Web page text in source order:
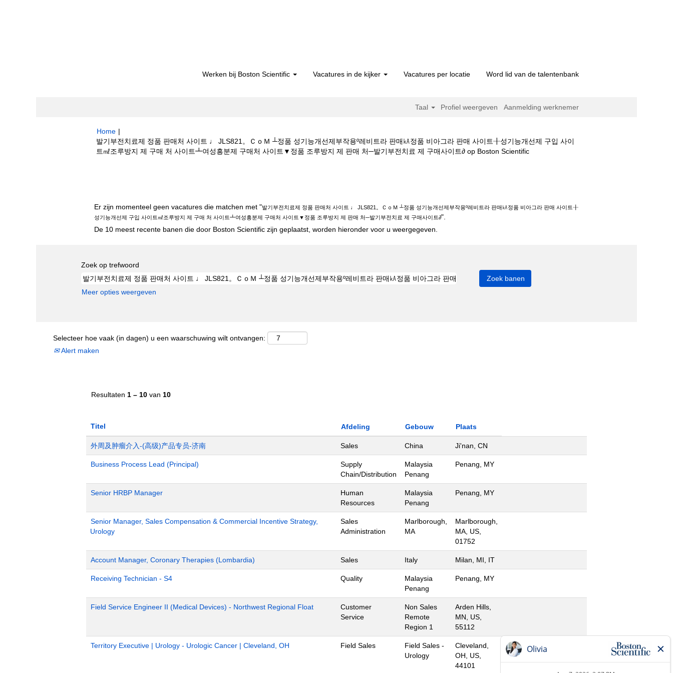
Werken bij Boston Scientific Vacatures in de kijker Vacatures per locatie Word lid van de talentenbank
Taal Profiel weergeven Aanmelding werknemer
Home |
발기부전치료제 정품 판매처 사이트 ♩ JLS821。ＣｏＭ ┴정품 성기능개선제부작용º레비트라 판매㎄정품 비아그라 판매 사이트╂성기능개선제 구입 사이
트㎖조루방지 제 구매 처 사이트┻여성흥분제 구매처 사이트▼정품 조루방지 제 판매 처─발기부전치료 제 구매사이트∂ op Boston Scientific(huidige
Er zijn momenteel geen vacatures die matchen met "발기부전치료제 정품 판매처 사이트 ♩ JLS821。ＣｏＭ ┴정품 성기능개선제부작용º레비트라 판매㎄정품 비아그라 판매 사이트╂
성기능개선제 구입 사이트㎖조루방지 제 구매 처 사이트┻여성흥분제 구매처 사이트▼정품 조루방지 제 판매 처─발기부전치료 제 구매사이트∂".
De 10 meest recente banen die door Boston Scientific zijn geplaatst, worden hieronder voor u weergegeven.
Zoek op trefwoord
Meer opties weergeven
Selecteer hoe vaak (in dagen) u een waarschuwing wilt ontvangen:
Alert maken
Resultaten 1 – 10 van 10
Titel Afdeling Gebouw Plaats
外周及肿瘤介入-(高级)产品专员-济南 Sales China Ji'nan, CN
Business Process Lead (Principal)
Supply
Chain/Distribution
Malaysia
Penang
Penang, MY
Senior HRBP Manager
Human
Resources
Malaysia
Penang
Penang, MY
Senior Manager, Sales Compensation & Commercial Incentive Strategy,
Urology
Sales
Administration
Marlborough,
MA
Marlborough,
MA, US,
01752
Account Manager, Coronary Therapies (Lombardia) Sales Italy Milan, MI, IT
Receiving Technician - S4 Quality
Malaysia
Penang
Penang, MY
Field Service Engineer II (Medical Devices) - Northwest Regional Float
Customer
Service
Non Sales
Remote
Region 1
Arden Hills,
MN, US,
55112
Territory Executive | Urology - Urologic Cancer | Cleveland, OH Field Sales
Field Sales -
Urology
Cleveland,
OH, US,
44101